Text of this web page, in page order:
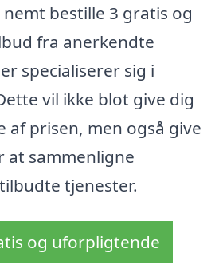
nemt bestille 3 gratis og
fra anerkendte
specialiserer sig i
vil ikke blot give dig
af prisen, men også give
at sammenligne
tjenester.
og uforpligtende